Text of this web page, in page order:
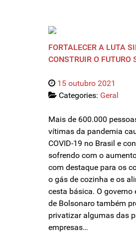
FORTALECER A LUTA
CONSTRUIR O FUTURO
15 outubro 2021
Categories: Geral
Mais de 600.000
vítimas da pandemia
COVID-19 no Brasil e
sofrendo com o
com destaque para os
o gás de cozinha e os
cesta básica. O governo
de Bolsonaro também
privatizar algumas das
empresas…